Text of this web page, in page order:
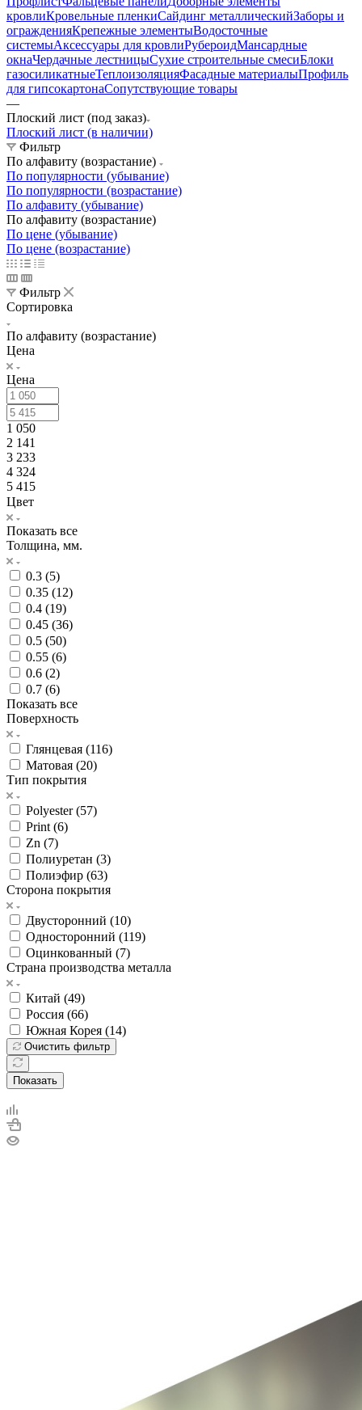
кровлиКровельные пленкиСайдинг металлическийЗаборы и
огражденияКрепежные элементыВодосточные
системыАксессуары для кровлиРубероидМансардные
окнаЧердачные лестницыСухие строительные смесиБлоки
газосиликатныеТеплоизоляцияФасадные материалыПрофиль
для гипсокартонаСопутствующие товары
—
Плоский лист (под заказ)
Плоский лист (в наличии)
Фильтр
По алфавиту (возрастание)
По популярности (убывание)
По популярности (возрастание)
По алфавиту (убывание)
По алфавиту (возрастание)
По цене (убывание)
По цене (возрастание)
Фильтр
Сортировка
По алфавиту (возрастание)
Цена
Цена
1 050
2 141
3 233
4 324
5 415
Цвет
Показать все
Толщина, мм.
0.3 (5)
0.35 (12)
0.4 (19)
0.45 (36)
0.5 (50)
0.55 (6)
0.6 (2)
0.7 (6)
Показать все
Поверхность
Глянцевая (116)
Матовая (20)
Тип покрытия
Polyester (57)
Print (6)
Zn (7)
Полиуретан (3)
Полиэфир (63)
Сторона покрытия
Двусторонний (10)
Односторонний (119)
Оцинкованный (7)
Страна производства металла
Китай (49)
Россия (66)
Южная Корея (14)
Очистить фильтр
Показать